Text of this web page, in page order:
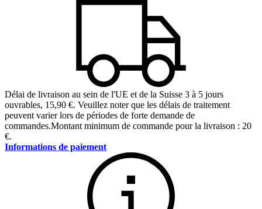
Délai de livraison au sein de l'UE et de la Suisse 3 à 5 jours
ouvrables, 15,90 €. Veuillez noter que les délais de traitement
peuvent varier lors de périodes de forte demande de
commandes.Montant minimum de commande pour la livraison : 20
€.
Informations de paiement